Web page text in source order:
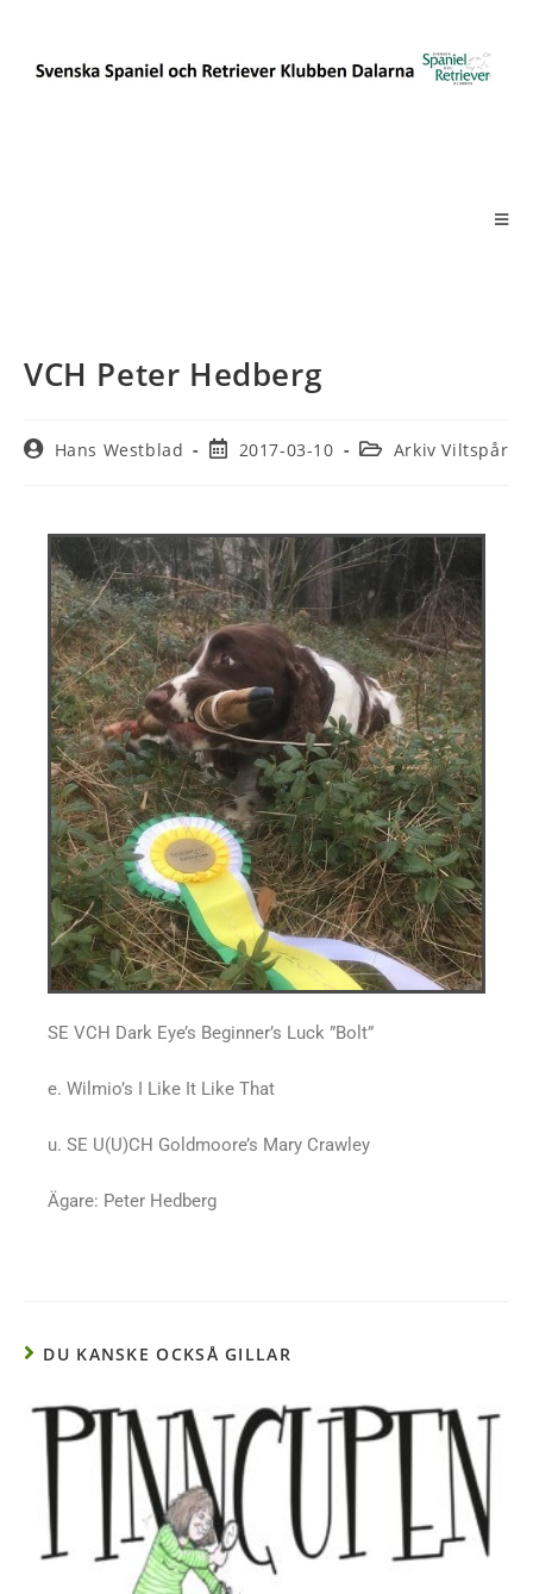
VCH Peter Hedberg
Hans Westblad 2017-03-10 Arkiv Viltspår
SE VCH Dark Eye’s Beginner’s Luck ”Bolt”
e. Wilmio’s I Like It Like That
u. SE U(U)CH Goldmoore’s Mary Crawley
Ägare: Peter Hedberg
DU KANSKE OCKSÅ GILLAR